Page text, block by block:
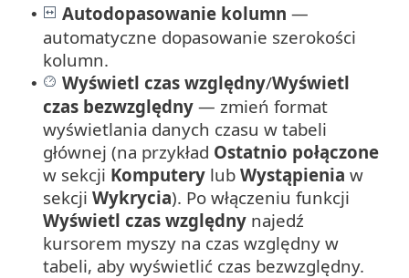
• Autodopasowanie kolumn —
automatyczne dopasowanie szerokości
kolumn.
• Wyświetl czas względny/Wyświetl
czas bezwzględny — zmień format
wyświetlania danych czasu w tabeli
głównej (na przykład Ostatnio połączone
w sekcji Komputery lub Wystąpienia w
sekcji Wykrycia). Po włączeniu funkcji
Wyświetl czas względny najedź
kursorem myszy na czas względny w
tabeli, aby wyświetlić czas bezwzględny.